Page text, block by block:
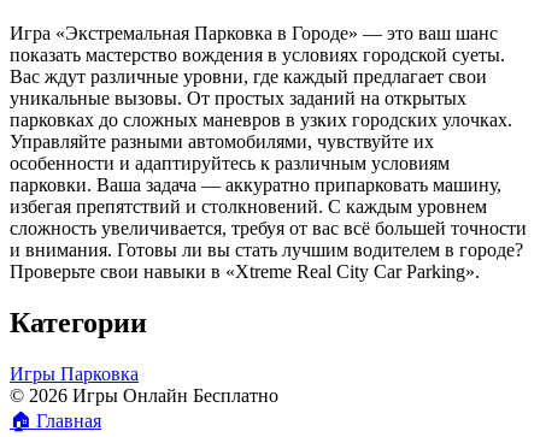
Игра «Экстремальная Парковка в Городе» — это ваш шанс
показать мастерство вождения в условиях городской суеты.
Вас ждут различные уровни, где каждый предлагает свои
уникальные вызовы. От простых заданий на открытых
парковках до сложных маневров в узких городских улочках.
Управляйте разными автомобилями, чувствуйте их
особенности и адаптируйтесь к различным условиям
парковки. Ваша задача — аккуратно припарковать машину,
избегая препятствий и столкновений. С каждым уровнем
сложность увеличивается, требуя от вас всё большей точности
и внимания. Готовы ли вы стать лучшим водителем в городе?
Проверьте свои навыки в «Xtreme Real City Car Parking».
Категории
Игры Парковка
© 2026 Игры Онлайн Бесплатно
🏠 Главная